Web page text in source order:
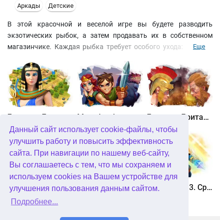
Данный сайт использует cookie-файлы, чтобы
улучшить работу и повысить эффективность
сайта. При навигации по нашему веб-сайту,
Вы соглашаетесь с тем, что мы сохраняем и
используем cookies на Вашем устройстве для
улучшения пользования данным сайтом.
Подробнее...
Аркады Детские
В этой красочной и веселой игре вы будете разводить
экзотических рыбок, а затем продавать их в собственном
магазинчике. Каждая рыбка требует особого ухода: начиная
освещения и вентиляции. Яркая мультипликационная
графика, увлекательный игровой процесс и забавные рыбки
обязательно понравятся не только взрослым, но и детям.
Еще
Maze Lord Битва за Британию. Восстание Каратака
Охота онлайн Птичий переполох 3 Солдатики 3. Средневековье